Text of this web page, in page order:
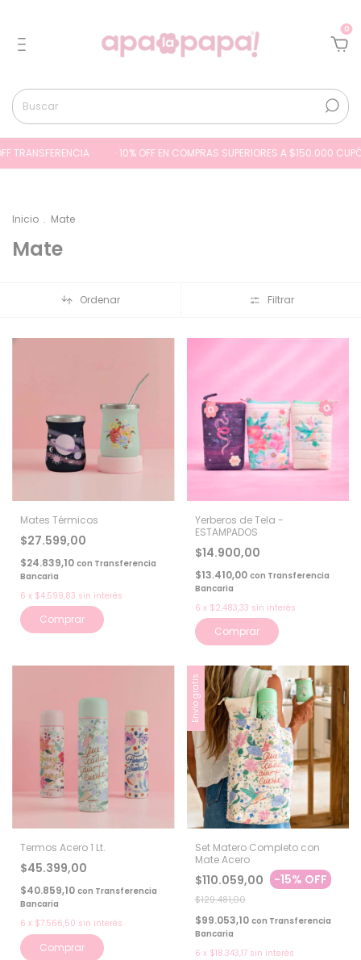
0
· · 10% OFF EN COMPRAS SUPERIORES A $150.000
Inicio . Mate
Mate
Ordenar Filtrar
Mates Térmicos
$27.599,00
$24.839,10 con Transferencia
Bancaria
6 x $4.599,83 sin interés
Comprar
Yerberos de Tela -
ESTAMPADOS
$14.900,00
$13.410,00 con Transferencia
Bancaria
6 x $2.483,33 sin interés
Comprar
Termos Acero 1 Lt.
$45.399,00
$40.859,10 con Transferencia
Bancaria
6 x $7.566,50 sin interés
Comprar
Envío gratis
Set Matero Completo con
Mate Acero
$110.059,00 -15% OFF
$129.481,00
$99.053,10 con Transferencia
Bancaria
6 x $18.343,17 sin interés